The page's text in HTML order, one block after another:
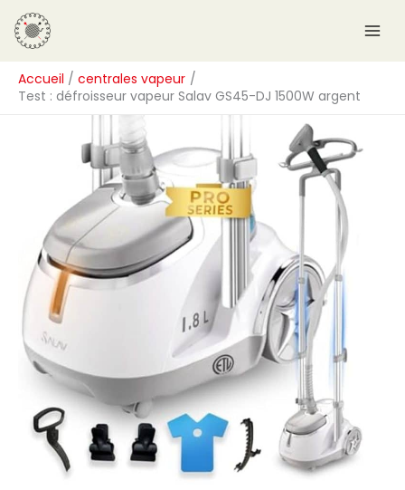
Aller
au
contenu
Accueil
centrales vapeur
Test : défroisseur vapeur Salav GS45-DJ 1500W argent
R
e
c
h